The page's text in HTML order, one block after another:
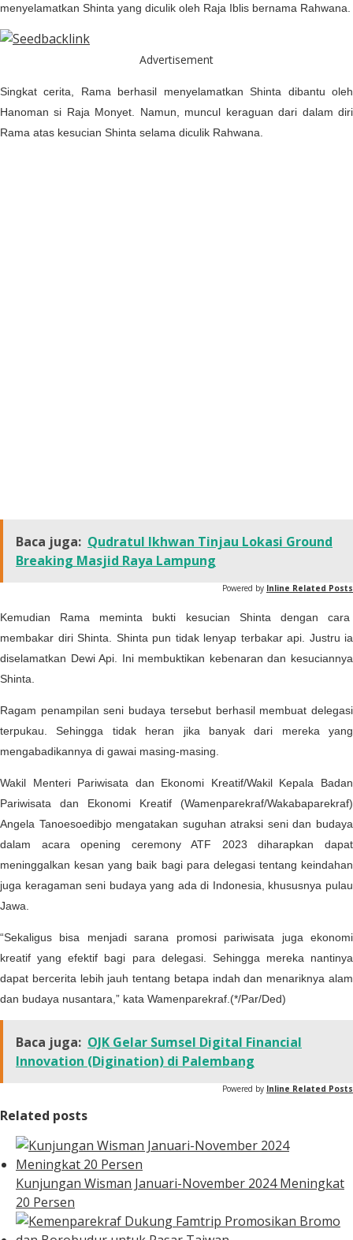
menyelamatkan Shinta yang diculik oleh Raja Iblis bernama Rahwana.
Advertisement
Singkat cerita, Rama berhasil menyelamatkan Shinta dibantu oleh
Hanoman si Raja Monyet. Namun, muncul keraguan dari dalam diri
Rama atas kesucian Shinta selama diculik Rahwana.
Baca juga: Qudratul Ikhwan Tinjau Lokasi Ground
Breaking Masjid Raya Lampung
Powered by Inline Related Posts
Kemudian Rama meminta bukti kesucian Shinta dengan cara
membakar diri Shinta. Shinta pun tidak lenyap terbakar api. Justru ia
diselamatkan Dewi Api. Ini membuktikan kebenaran dan kesuciannya
Shinta.
Ragam penampilan seni budaya tersebut berhasil membuat delegasi
terpukau. Sehingga tidak heran jika banyak dari mereka yang
mengabadikannya di gawai masing-masing.
Wakil Menteri Pariwisata dan Ekonomi Kreatif/Wakil Kepala Badan
Pariwisata dan Ekonomi Kreatif (Wamenparekraf/Wakabaparekraf)
Angela Tanoesoedibjo mengatakan suguhan atraksi seni dan budaya
dalam acara opening ceremony ATF 2023 diharapkan dapat
meninggalkan kesan yang baik bagi para delegasi tentang keindahan
juga keragaman seni budaya yang ada di Indonesia, khususnya pulau
Jawa.
“Sekaligus bisa menjadi sarana promosi pariwisata juga ekonomi
kreatif yang efektif bagi para delegasi. Sehingga mereka nantinya
dapat bercerita lebih jauh tentang betapa indah dan menariknya alam
dan budaya nusantara,” kata Wamenparekraf.(*/Par/Ded)
Baca juga: OJK Gelar Sumsel Digital Financial
Innovation (Digination) di Palembang
Powered by Inline Related Posts
Related posts
Kunjungan Wisman Januari-November 2024 Meningkat
20 Persen